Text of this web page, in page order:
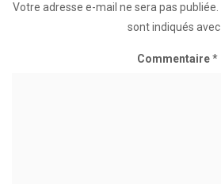
Votre adresse e-mail ne sera pas publiée.
sont indiqués avec
Commentaire*